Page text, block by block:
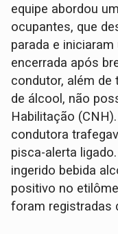
equipe abordou
ocupantes, que
parada e
encerrada após
condutor, além
de álcool, não
Habilitação
condutora
pisca-alerta
ingerido bebida
positivo no
foram registradas